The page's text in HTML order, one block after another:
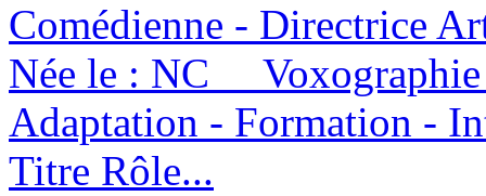
Comédienne - Directrice
Née le : NC
Adaptation - Formation
Titre Rôle...